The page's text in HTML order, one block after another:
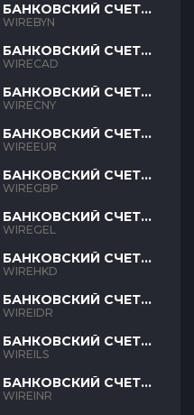
БАНКОВСКИЙ СЧЕТ
BYN
WIREBYN
БАНКОВСКИЙ СЧЕТ
CAD
WIRECAD
БАНКОВСКИЙ СЧЕТ
CNY
WIRECNY
БАНКОВСКИЙ СЧЕТ
EUR
WIREEUR
БАНКОВСКИЙ СЧЕТ
GBP
WIREGBP
БАНКОВСКИЙ СЧЕТ
GEL
WIREGEL
БАНКОВСКИЙ СЧЕТ
HKD
WIREHKD
БАНКОВСКИЙ СЧЕТ
IDR
WIREIDR
БАНКОВСКИЙ СЧЕТ
ILS
WIREILS
БАНКОВСКИЙ СЧЕТ
INR
WIREINR